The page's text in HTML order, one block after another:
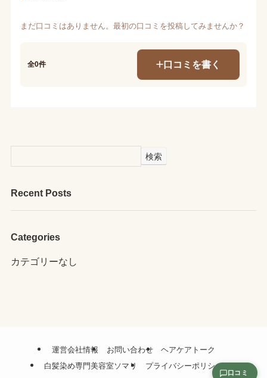
まだ口コミはありません。最初の口コミを投稿してみませんか？
全0件 口コミを書く
検索
Recent Posts
Categories
カテゴリーなし
運営会社情報 お問い合わせ
ヘアケアトーク
白髪染め専門美容室ソマリ
プライバシーポリシー
口コミ